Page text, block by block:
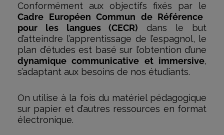
Conformément aux objectifs fixés par le
Cadre Européen Commun de Référence
pour les langues (CECR) dans le but
d’atteindre l’apprentissage de l’espagnol, le
plan d’études est basé sur l’obtention d’une
dynamique communicative et immersive,
s’adaptant aux besoins de nos étudiants.
On utilise à la fois du matériel pédagogique
sur papier et d’autres ressources en format
électronique.